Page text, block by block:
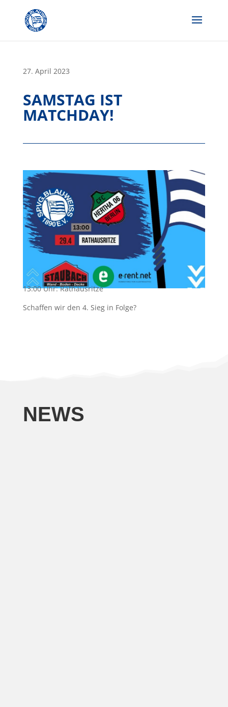
content
27. April 2023
SAMSTAG IST
MATCHDAY!
13:00 Uhr: Rathausritze
Schaffen wir den 4. Sieg in Folge?
NEWS